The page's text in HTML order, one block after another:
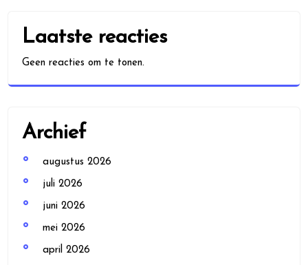
Laatste reacties
Geen reacties om te tonen.
Archief
augustus 2026
juli 2026
juni 2026
mei 2026
april 2026